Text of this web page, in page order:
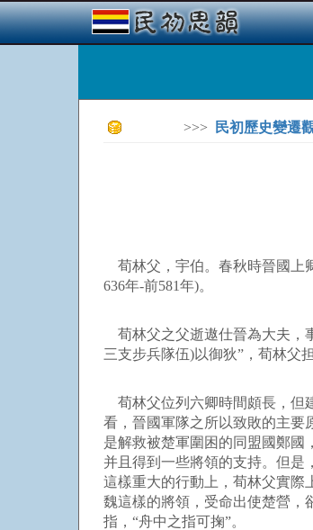
>>> 民初歷史變遷
荀林父，宇伯。春秋時晉國上
636年-前581年)。
荀林父之父逝遨仕晉為大夫，
三支步兵隊伍)以御狄”，荀林父
荀林父位列六卿時間頗長，但
看，晉國軍隊之所以致敗的主要
是解救被楚軍圍困的同盟國鄭國
并且得到一些將領的支持。但是
這樣重大的行動上，荀林父實際
魏這樣的將領，受命出使楚營，
指，“舟中之指可掬”。